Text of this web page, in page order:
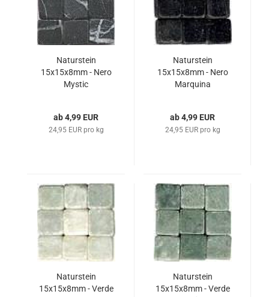
Naturstein
15x15x8mm - Nero
Mystic
ab 4,99 EUR
24,95 EUR pro kg
Naturstein
15x15x8mm - Nero
Marquina
ab 4,99 EUR
24,95 EUR pro kg
Naturstein
15x15x8mm - Verde
Naturstein
15x15x8mm - Verde